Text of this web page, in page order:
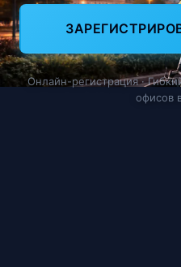
Онлайн-регистрация ·
офисов